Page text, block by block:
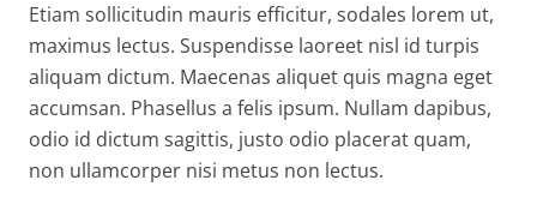
Etiam sollicitudin mauris efficitur, sodales lorem ut,
maximus lectus. Suspendisse laoreet nisl id turpis
aliquam dictum. Maecenas aliquet quis magna eget
accumsan. Phasellus a felis ipsum. Nullam dapibus,
odio id dictum sagittis, justo odio placerat quam,
non ullamcorper nisi metus non lectus.